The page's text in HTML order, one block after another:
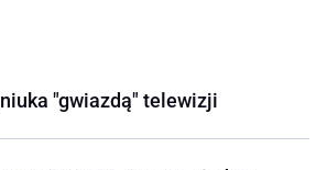
"gwiazdą" telewizji